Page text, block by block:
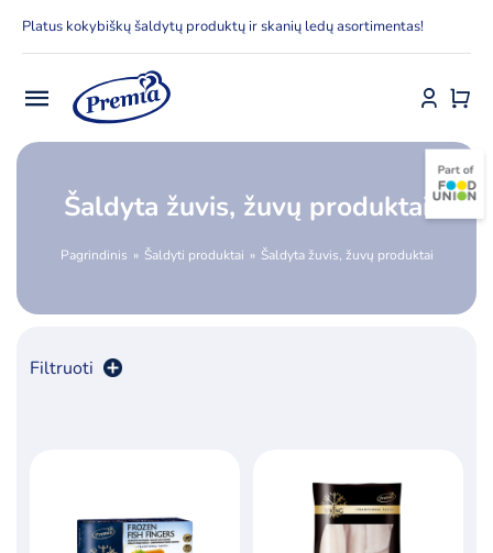
Platus kokybiškų šaldytų produktų ir skanių ledų asortimentas!
Toggle
Navigation
E-parduotuvė
Šaldyta žuvis, žuvų produktai
Pagrindinis Šaldyti produktai Šaldyta žuvis, žuvų produktai
Filtruoti
Kategorijos